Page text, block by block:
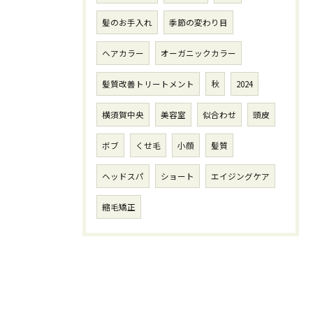
髪のお手入れ 季節の変わり目
ヘアカラー オーガニックカラー
髪質改善トリートメント 秋 2024
横須賀中央 美容室 似合わせ 頭皮
ボブ くせ毛 小顔 髪質
ヘッドスパ ショート エイジングケア
縮毛矯正